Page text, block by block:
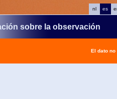
es
nl
sobre la observación
El dato no